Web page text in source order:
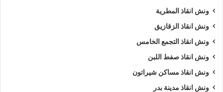
ونش انقاذ المطرية
ونش انقاذ الزقازيق
ونش انقاذ التجمع الخامس
ونش انقاذ صفط اللبن
ونش انقاذ مساكن شيراتون
ونش انقاذ مدينة بدر